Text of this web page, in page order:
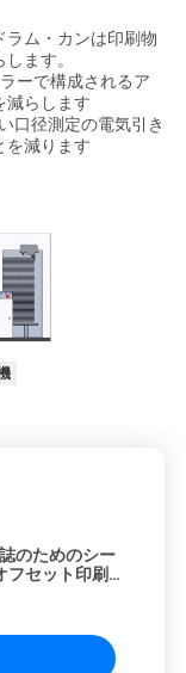
ム・カンは印刷物
ます。
ーで構成されるア
減らします
口径測定の電気引き
を減ります
のためのシー
フセット印刷